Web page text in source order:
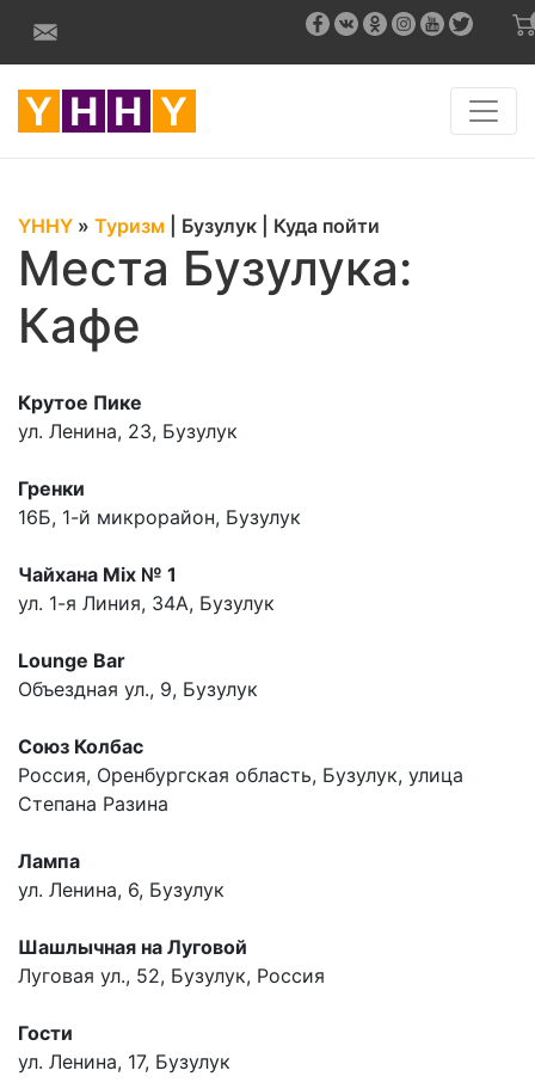
YHHY » Туризм Бузулук Куда пойти
Места Бузулука:
Кафе
Крутое Пике
ул. Ленина, 23, Бузулук
Гренки
16Б, 1-й микрорайон, Бузулук
Чайхана Mix № 1
ул. 1-я Линия, 34А, Бузулук
Lounge Bar
Объездная ул., 9, Бузулук
Союз Колбас
Россия, Оренбургская область, Бузулук, улица
Степана Разина
Лампа
ул. Ленина, 6, Бузулук
Шашлычная на Луговой
Луговая ул., 52, Бузулук, Россия
Гости
ул. Ленина, 17, Бузулук